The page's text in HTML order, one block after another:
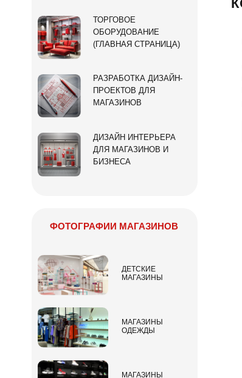
ТОРГОВОЕ
ОБОРУДОВАНИЕ
(ГЛАВНАЯ СТРАНИЦА)
РАЗРАБОТКА ДИЗАЙН-
ПРОЕКТОВ ДЛЯ
МАГАЗИНОВ
ДИЗАЙН ИНТЕРЬЕРА
ДЛЯ МАГАЗИНОВ И
БИЗНЕСА
ФОТОГРАФИИ МАГАЗИНОВ
ДЕТСКИЕ
МАГАЗИНЫ
МАГАЗИНЫ
ОДЕЖДЫ
МАГАЗИНЫ